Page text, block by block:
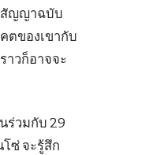
สัญญาฉบับ
ตของเขากับ
าวก็อาจจะ
ร่วมกับ 29
ซ่ จะรู้สึก